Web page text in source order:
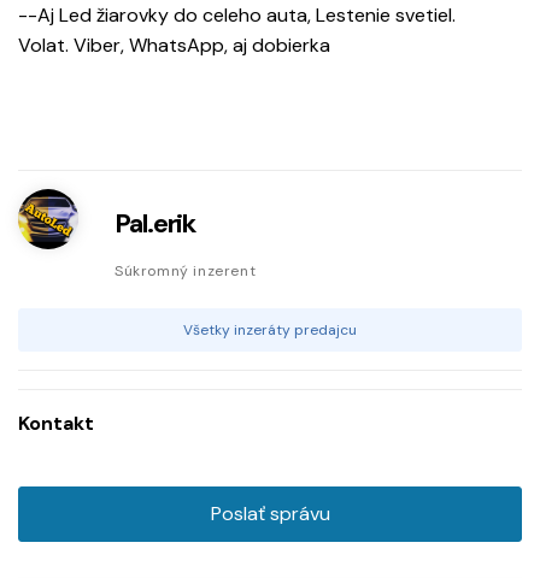
--Aj Led žiarovky do celeho auta, Lestenie svetiel.
Volat. Viber, WhatsApp, aj dobierka
Pal.erik
Súkromný inzerent
Všetky inzeráty predajcu
Kontakt
Poslať správu